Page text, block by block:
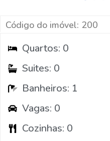
Código do imóvel: 200
Quartos: 0
Suites: 0
Banheiros: 1
Vagas: 0
Cozinhas: 0